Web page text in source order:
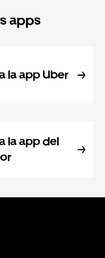
apps
la app Uber
la app del